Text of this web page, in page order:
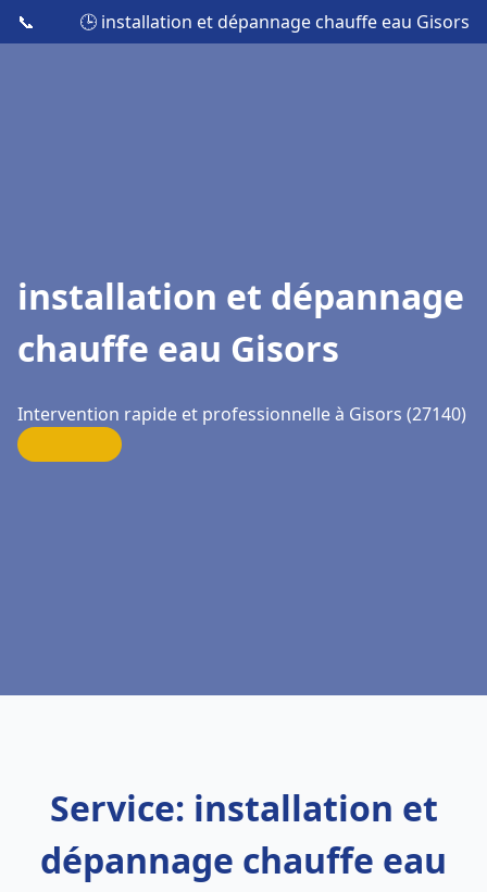
📞 🕒 installation et dépannage chauffe eau Gisors
installation et dépannage
chauffe eau Gisors
Intervention rapide et professionnelle à Gisors (27140)
Service: installation et
dépannage chauffe eau